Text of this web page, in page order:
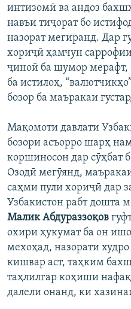
интизомӣ ва андоз
навъи тиҷорат бо
назорат мегиранд. Дар
хориҷӣ ҳамчун
ҷиноӣ ба шумор мерафт,
ба истилоҳ,
бозор ба маъракаи
Мақомоти давлати
бозори асъорро шарҳ
коршиносон дар сӯҳбат
Озодӣ мегӯянд,
саҳми пули хориҷӣ дар
Узбакистон рабт дошта
Малик Абдураззоқов
охири ҳукумат ба он
мехоҳад, назорати
кишвар аст, таҳким
таҳлилгар коҳиши
далели онанд, ки